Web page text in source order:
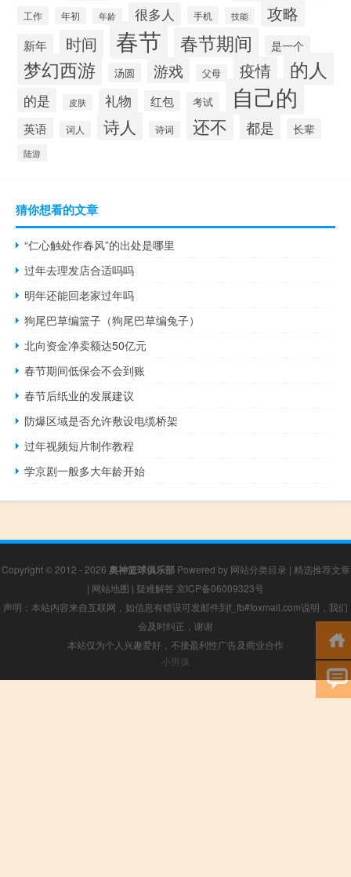
工作 年初 年龄 很多人 手机 技能 攻略
新年 时间 春节 春节期间 是一个
梦幻西游 汤圆 游戏 父母 疫情 的人
的是 皮肤 礼物 红包 考试 自己的
英语 词人 诗人 诗词 还不 都是 长辈
陆游
猜你想看的文章
“仁心触处作春风”的出处是哪里
过年去理发店合适吗吗
明年还能回老家过年吗
狗尾巴草编篮子（狗尾巴草编兔子）
北向资金净卖额达50亿元
春节期间低保会不会到账
春节后纸业的发展建议
防爆区域是否允许敷设电缆桥架
过年视频短片制作教程
学京剧一般多大年龄开始
Copyright © 2012 - 2026 奥神篮球俱乐部Powered by 网站分类目录 | 精选推荐文章
| 网站地图 | 疑难解答 京ICP备06009323号
声明：本站内容来自互联网，如信息有错误可发邮件到f_fb#foxmail.com说明，我们
会及时纠正，谢谢
本站仅为个人兴趣爱好，不接盈利性广告及商业合作
小男孩